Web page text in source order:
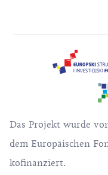
Das Projekt wurde
dem Europäischen
kofinanziert.